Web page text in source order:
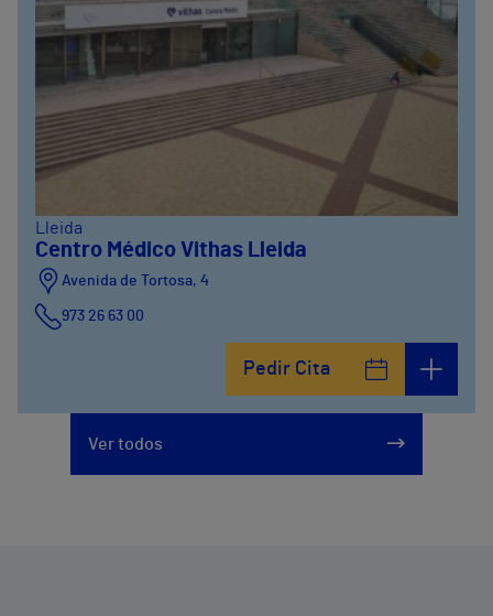
Lleida
Centro Médico Vithas Lleida
Avenida de Tortosa, 4
973 26 63 00
Pedir Cita
Ver todos